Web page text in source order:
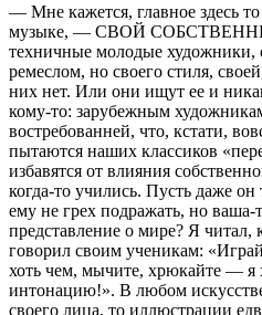
— Мне кажется, главное здесь
музыке, — СВОЙ
техничные молодые художники,
ремеслом, но своего стиля,
них нет. Или они ищут ее и
кому-то: зарубежным
востребованней, что, кстати,
пытаются наших классиков
избавятся от влияния
когда-то учились. Пусть даже
ему не грех подражать, но ваша-
представление о мире? Я читал,
говорил своим ученикам:
хоть чем, мычите, хрюкайте — я
интонацию!». В любом
своего лица, то иллюстрации